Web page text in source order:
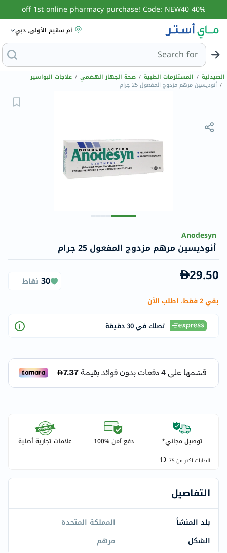
40% off 1st online pharmacy purchase! Code: NEW40
أم سقيم الأولى, دبي
Search forالبحث عن مزيل عرق
الصيدلية / المستلزمات الطبية / صحة الجهاز الهضمي / علاجات البواسير
/ أنوديسين مرهم مزدوج المفعول 25 جرام
Anodesyn
أنوديسين مرهم مزدوج المفعول 25 جرام
29.50
30 نقاط
بقي 2 فقط، اطلب الآن
تصلك في 30 دقيقة
توصيل مجاني* دفع آمن %100 علامات تجارية أصلية
للطلبات اكتر من75
التفاصيل
بلد المنشأ
المملكة المتحدة
الشكل
مرهم